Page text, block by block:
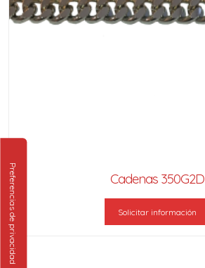
Cadenas 350G2D
Solicitar información